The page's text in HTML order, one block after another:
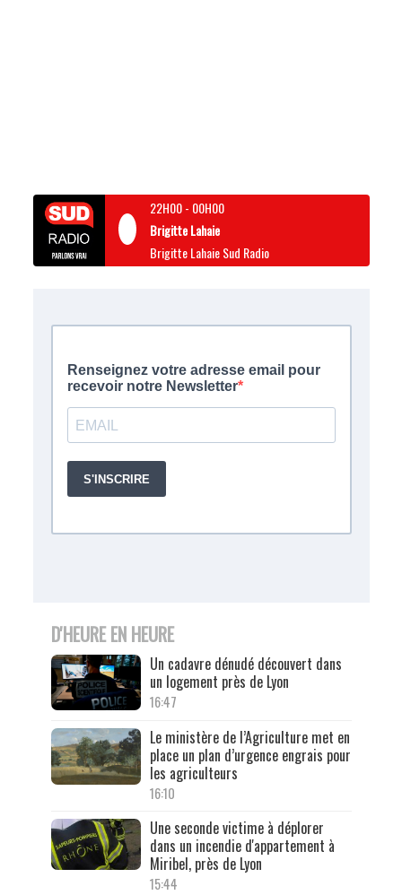
22H00- 00H00
Brigitte Lahaie
Brigitte Lahaie Sud Radio
D'HEURE EN HEURE
Un cadavre dénudé découvert dans
un logement près de Lyon
16:47
Le ministère de l’Agriculture met en
place un plan d’urgence engrais pour
les agriculteurs
16:10
Une seconde victime à déplorer
dans un incendie d'appartement à
Miribel, près de Lyon
15:44